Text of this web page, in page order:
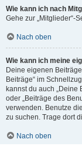
Wie kann ich nach
Gehe zur „Mitglieder“-
Nach oben
Wie kann ich meine
Deine eigenen
Beiträge“ im
kannst du auch
oder „Beiträge des
verwenden. Benutze
zu suchen. Trage dort
Nach oben